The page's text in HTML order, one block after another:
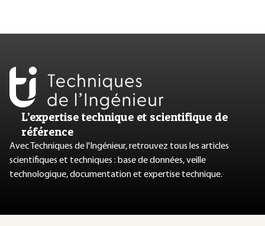
L’expertise technique et scientifique de
référence
Avec Techniques de l'Ingénieur, retrouvez tous les articles
scientifiques et techniques : base de données, veille
technologique, documentation et expertise technique.